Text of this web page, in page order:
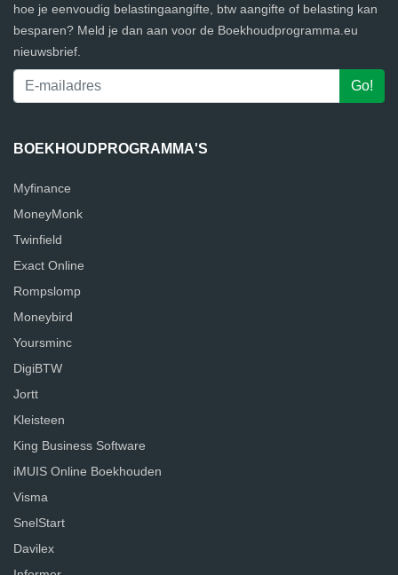
hoe je eenvoudig belastingaangifte, btw aangifte of belasting kan
besparen? Meld je dan aan voor de Boekhoudprogramma.eu
nieuwsbrief.
BOEKHOUDPROGRAMMA'S
Myfinance
MoneyMonk
Twinfield
Exact Online
Rompslomp
Moneybird
Yoursminc
DigiBTW
Jortt
Kleisteen
King Business Software
iMUIS Online Boekhouden
Visma
SnelStart
Davilex